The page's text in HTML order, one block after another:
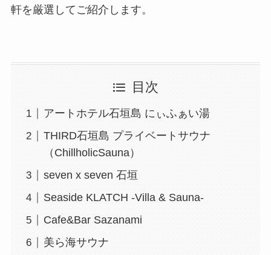
軒を厳選してご紹介します。
目次
アートホテル石垣島 にぃふぁい湯
THIRD石垣島 プライベートサウナ
（ChillholicSauna）
seven x seven 石垣
Seaside KLATCH -Villa & Sauna-
Cafe&Bar Sazanami
美ら海サウナ